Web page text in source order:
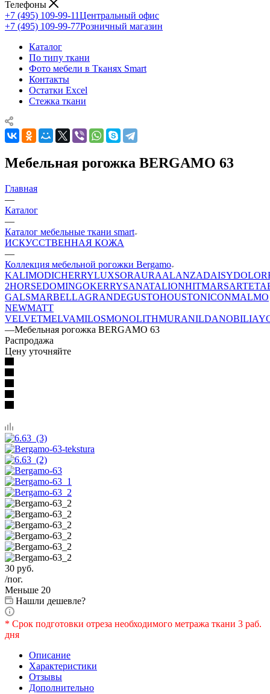
Телефоны
+7 (495) 109-99-11Центральный офис
+7 (495) 109-99-77Розничный магазин
Каталог
По типу ткани
Фото мебели в Тканях Smart
Контакты
Остатки Excel
Стежка ткани
Мебельная рогожка BERGAMO 63
Главная
—
Каталог
—
Каталог мебельные ткани smart
ИСКУССТВЕННАЯ КОЖА
—
Коллекция мебельной рогожки Bergamo
KALIMODICHERRYLUXSORAURAALANZADAISY
2HORSEDOMINGOKERRYSANATALIONHITMARSARTE
GALSMARBELLAGRANDEGUSTOHOUSTONICONMALMO
NEWMATT
VELVETMELVAMILOSMONOLITHMURANILDANOBILIA
—Мебельная рогожка BERGAMO 63
Распродажа
Цену уточняйте
30 руб.
/пог.
Меньше 20
Нашли дешевле?
* Срок подготовки отреза необходимого метража ткани 3 раб.
дня
Описание
Характеристики
Отзывы
Дополнительно